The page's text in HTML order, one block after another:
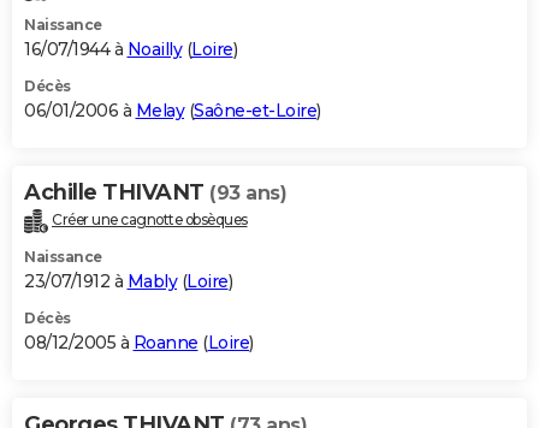
Naissance
16/07/1944 à Noailly(Loire)
Décès
06/01/2006 à Melay(Saône-et-Loire)
Achille THIVANT (93 ans)
Créer une cagnotte obsèques
Naissance
23/07/1912 à Mably(Loire)
Décès
08/12/2005 à Roanne (Loire)